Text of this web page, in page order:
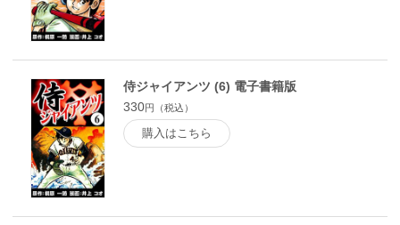
侍ジャイアンツ (6) 電子書籍版
330円（税込）
購入はこちら